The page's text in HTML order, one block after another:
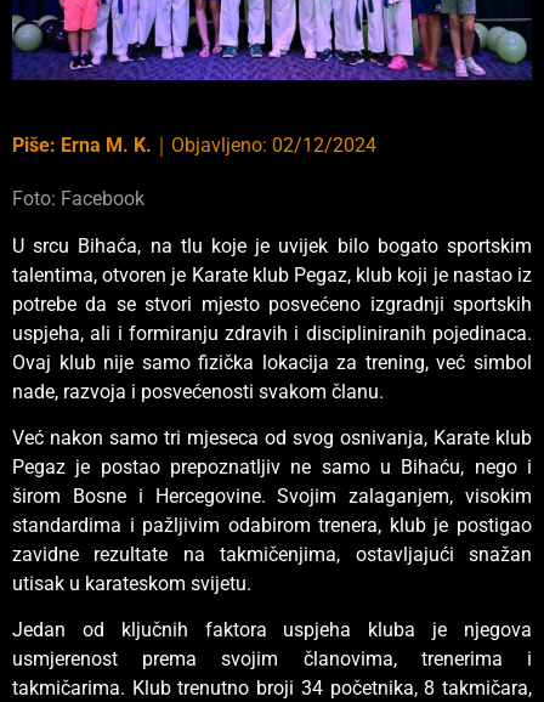
Piše: Erna M. K. Objavljeno: 02/12/2024
Foto: Facebook
U srcu Bihaća, na tlu koje je uvijek bilo bogato sportskim
talentima, otvoren je Karate klub Pegaz, klub koji je nastao iz
potrebe da se stvori mjesto posvećeno izgradnji sportskih
uspjeha, ali i formiranju zdravih i discipliniranih pojedinaca.
Ovaj klub nije samo fizička lokacija za trening, već simbol
nade, razvoja i posvećenosti svakom članu.
Već nakon samo tri mjeseca od svog osnivanja, Karate klub
Pegaz je postao prepoznatljiv ne samo u Bihaću, nego i
širom Bosne i Hercegovine. Svojim zalaganjem, visokim
standardima i pažljivim odabirom trenera, klub je postigao
zavidne rezultate na takmičenjima, ostavljajući snažan
utisak u karateskom svijetu.
Jedan od ključnih faktora uspjeha kluba je njegova
usmjerenost prema svojim članovima, trenerima i
takmičarima. Klub trenutno broji 34 početnika, 8 takmičara,